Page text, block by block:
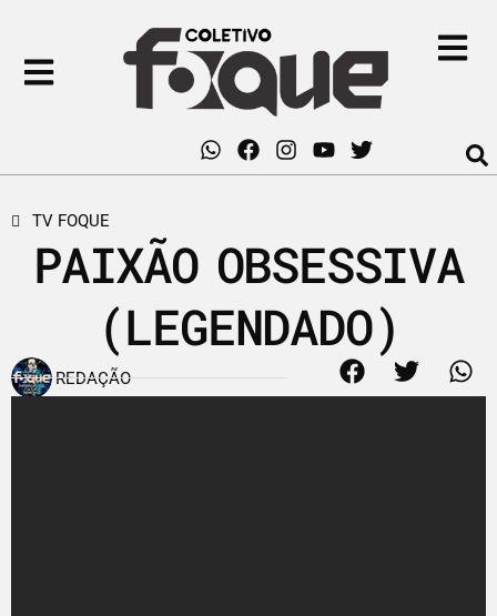
TV FOQUE
PAIXÃO OBSESSIVA
(LEGENDADO)
REDAÇÃO